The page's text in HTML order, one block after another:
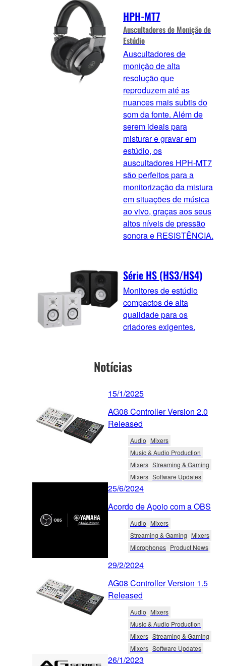
HPH-MT7
Auscultadores de Monição de
Estúdio
Auscultadores de
monição de alta
resolução que
reproduzem até as
nuances mais subtis do
som da fonte. Além de
serem ideais para
misturar e gravar em
estúdio, os
auscultadores HPH-MT7
são perfeitos para a
monitorização da mistura
em situações de música
ao vivo, graças aos seus
altos níveis de pressão
sonora e RESISTÊNCIA.
Série HS (HS3/HS4)
Monitores de estúdio
compactos de alta
qualidade para os
criadores exigentes.
Notícias
15/1/2025
AG08 Controller Version 2.0
Released
Audio Mixers
Music & Audio Production
Mixers Streaming & Gaming
Mixers Software Updates
25/6/2024
Acordo de Apoio com a OBS
Audio Mixers
Streaming & Gaming Mixers
Microphones Product News
29/2/2024
AG08 Controller Version 1.5
Released
Audio Mixers
Music & Audio Production
Mixers Streaming & Gaming
Mixers Software Updates
26/1/2023